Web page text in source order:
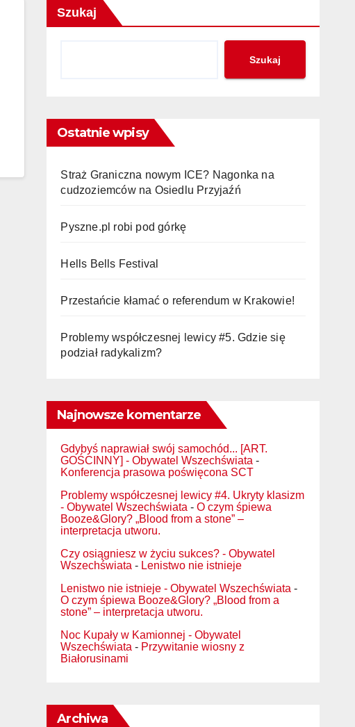
Szukaj
Szukaj
Ostatnie wpisy
Straż Graniczna nowym ICE? Nagonka na
cudzoziemców na Osiedlu Przyjaźń
Pyszne.pl robi pod górkę
Hells Bells Festival
Przestańcie kłamać o referendum w Krakowie!
Problemy współczesnej lewicy #5. Gdzie się
podział radykalizm?
Najnowsze komentarze
Gdybyś naprawiał swój samochód... [ART.
GOŚCINNY] - Obywatel Wszechświata -
Konferencja prasowa poświęcona SCT
Problemy współczesnej lewicy #4. Ukryty klasizm
- Obywatel Wszechświata -O czym śpiewa
Booze&Glory? „Blood from a stone” –
interpretacja utworu.
Czy osiągniesz w życiu sukces? - Obywatel
Wszechświata - Lenistwo nie istnieje
Lenistwo nie istnieje - Obywatel Wszechświata -
O czym śpiewa Booze&Glory? „Blood from a
stone” – interpretacja utworu.
Noc Kupały w Kamionnej - Obywatel
Wszechświata - Przywitanie wiosny z
Białorusinami
Archiwa